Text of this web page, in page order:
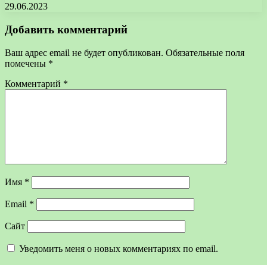
29.06.2023
Добавить комментарий
Ваш адрес email не будет опубликован. Обязательные поля
помечены *
Комментарий *
Имя *
Email *
Сайт
Уведомить меня о новых комментариях по email.